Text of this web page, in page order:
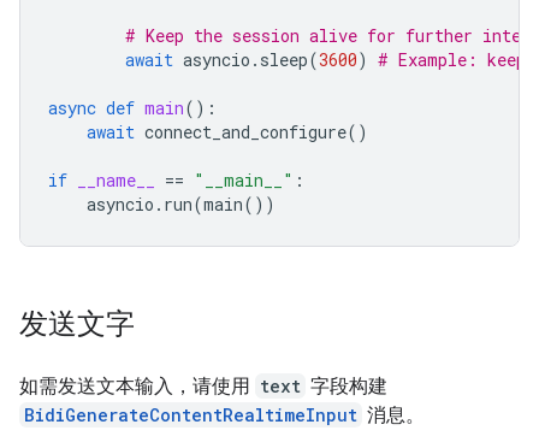
# Keep the session alive for further
await asyncio . sleep(3600) # Example:
async def main():
await connect_and_configure()
if __name__ == "__main__" :
asyncio . run(main())
发送文字
如需发送文本输入，请使用 text 字段构建
BidiGenerateContentRealtimeInput 消息。